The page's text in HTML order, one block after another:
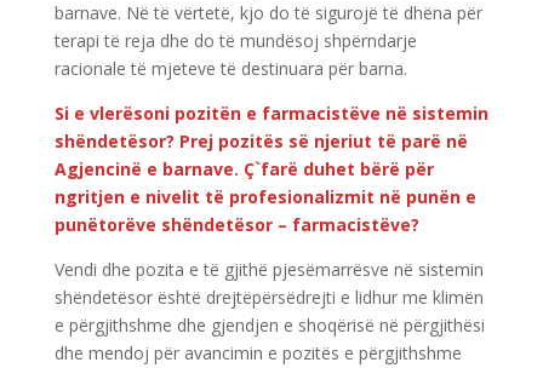
barnave. Në të vërtetë, kjo do të sigurojë të dhëna për
terapi të reja dhe do të mundësoj shpërndarje
racionale të mjeteve të destinuara për barna.
Si e vlerësoni pozitën e farmacistëve në sistemin
shëndetësor? Prej pozitës së njeriut të parë në
Agjencinë e barnave. Ç`farë duhet bërë për
ngritjen e nivelit të profesionalizmit në punën e
punëtorëve shëndetësor – farmacistëve?
Vendi dhe pozita e të gjithë pjesëmarrësve në sistemin
shëndetësor është drejtëpërsëdrejti e lidhur me klimën
e përgjithshme dhe gjendjen e shoqërisë në përgjithësi
dhe mendoj për avancimin e pozitës e përgjithshme